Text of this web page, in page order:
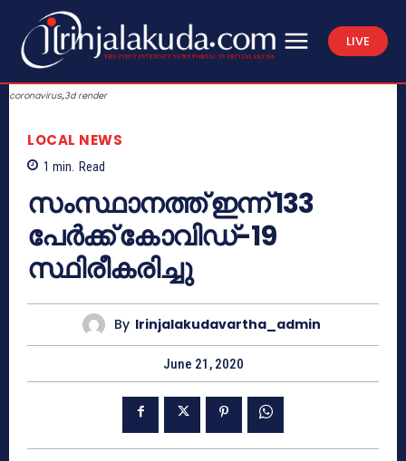
LIVE
coronavirus,3d render
LOCAL NEWS
1 min. Read
സംസ്ഥാനത്ത് ഇന്ന് 133
പേര്‍ക്ക് കോവിഡ്-19
സ്ഥിരീകരിച്ചു
By Irinjalakudavartha_admin
June 21, 2020